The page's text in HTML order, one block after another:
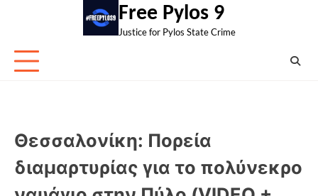
Free Pylos 9
Justice for Pylos State Crime
Θεσσαλονίκη: Πορεία
διαμαρτυρίας για το πολύνεκρο